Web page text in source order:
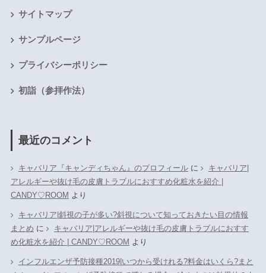
サイトマップ
サンプルページ
プライバシーポリシー
初詣（参拝作法）
最近のコメント
キャバリア『キャンディちゃん』のプロフィールに
キャバリア|
アレルギーや抜け毛の皮膚トラブルにおすすめ化粧水を紹介 |
CANDY♡ROOM より
キャバリア|斜視の子が多い?斜視について知っておきたい目の情報
まとめ に
キャバリア|アレルギーや抜け毛の皮膚トラブルにおすす
め化粧水を紹介 | CANDY♡ROOM より
インフルエンザ予防接種2019|いつから受けれる?料金はいくら?まと